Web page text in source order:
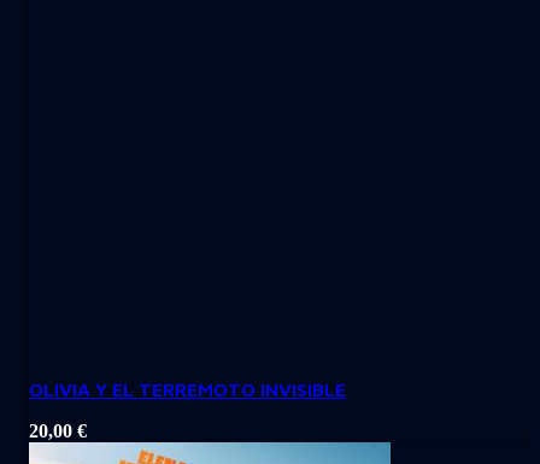
OLIVIA Y EL TERREMOTO INVISIBLE
20,00 €